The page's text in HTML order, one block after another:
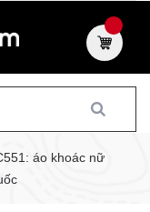
áo khoác nữ